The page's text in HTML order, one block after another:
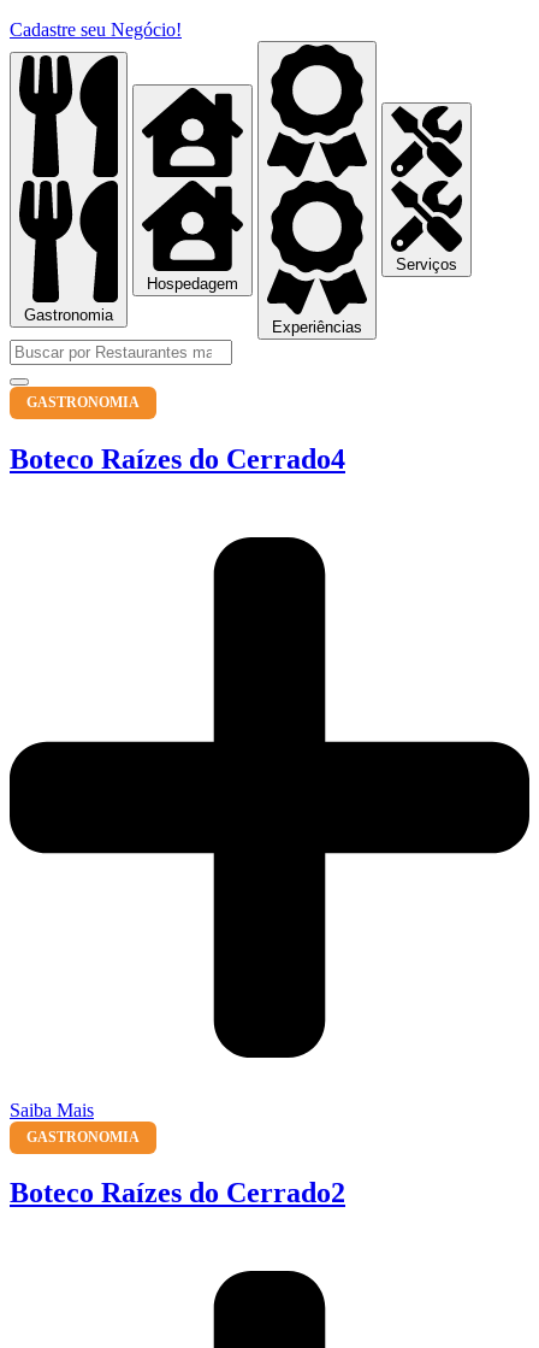
Cadastre seu Negócio!
Gastronomia
Hospedagem
Experiências
Serviços
GASTRONOMIA
Boteco Raízes do Cerrado4
Saiba Mais
GASTRONOMIA
Boteco Raízes do Cerrado2